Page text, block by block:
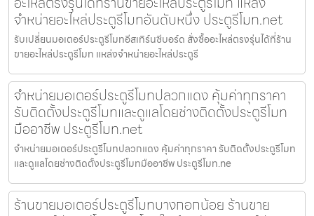
จำหน่ายอะไหล่ประตูรีโมทอันดับหนึ่ง ประตูรีโมท.net
รับเปลี่ยนมอเตอร์ประตูรีโมทอีสเทิร์นซีบอร์ด สั่งซื้ออะไหล่ตรงรุ่นได้ที่ร้าน
ขายอะไหล่ประตูรีโมท แหล่งจำหน่ายอะไหล่ประตูรี
จำหน่ายมอเตอร์ประตูรีโมทปลวกแดง คุ้มค่าทุกราคา
รับติดตั้งประตูรีโมทและดูแลโดยช่างติดตั้งประตูรีโมท
มืออาชีพ ประตูรีโมท.net
จำหน่ายมอเตอร์ประตูรีโมทปลวกแดง คุ้มค่าทุกราคา รับติดตั้งประตูรีโมท
และดูแลโดยช่างติดตั้งประตูรีโมทมืออาชีพ ประตูรีโมท.ne
ร้านขายมอเตอร์ประตูรีโมทบางกอกน้อย ร้านขาย